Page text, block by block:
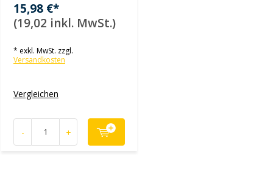
15,98 €*
(19,02 inkl. MwSt.)
* exkl. MwSt. zzgl.
Versandkosten
Vergleichen
- +